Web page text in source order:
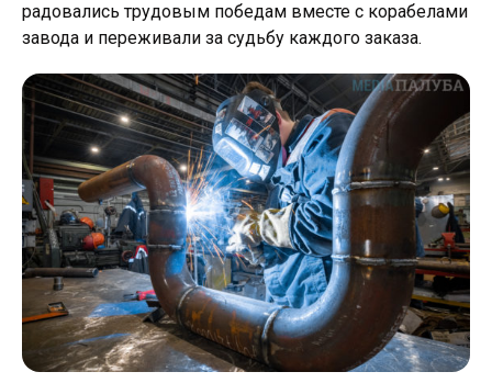
радовались трудовым победам вместе с корабелами
завода и переживали за судьбу каждого заказа.